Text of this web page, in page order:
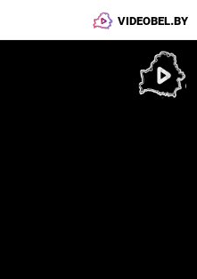
VIDEOBEL.BY